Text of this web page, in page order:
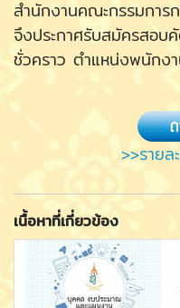
สำนักงานคณะกรรมกา
จึงประกาศรับสมัครสอบ
ชั่วคราว ตำแหน่งพนักง
>>รายล
เนื้อหาที่เกี่ยวข้อง